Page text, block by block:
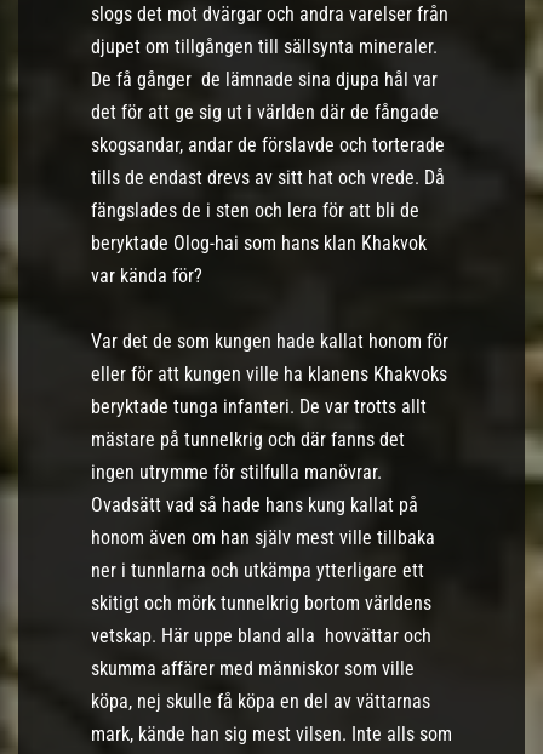
slogs det mot dvärgar och andra varelser från
djupet om tillgången till sällsynta mineraler.
De få gånger de lämnade sina djupa hål var
det för att ge sig ut i världen där de fångade
skogsandar, andar de förslavde och torterade
tills de endast drevs av sitt hat och vrede. Då
fängslades de i sten och lera för att bli de
beryktade Olog-hai som hans klan Khakvok
var kända för?
Var det de som kungen hade kallat honom för
eller för att kungen ville ha klanens Khakvoks
beryktade tunga infanteri. De var trotts allt
mästare på tunnelkrig och där fanns det
ingen utrymme för stilfulla manövrar.
Ovadsätt vad så hade hans kung kallat på
honom även om han själv mest ville tillbaka
ner i tunnlarna och utkämpa ytterligare ett
skitigt och mörk tunnelkrig bortom världens
vetskap. Här uppe bland alla hovvättar och
skumma affärer med människor som ville
köpa, nej skulle få köpa en del av vättarnas
mark, kände han sig mest vilsen. Inte alls som